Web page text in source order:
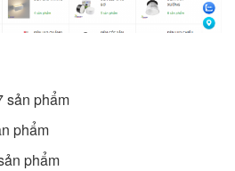
sản phẩm
phẩm
phẩm